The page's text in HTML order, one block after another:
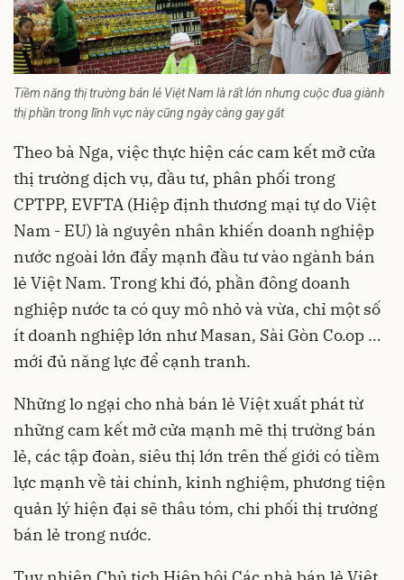
Tiềm năng thị trường bán lẻ Việt Nam là rất lớn nhưng cuộc đua giành
thị phần trong lĩnh vực này cũng ngày càng gay gắt
Theo bà Nga, việc thực hiện các cam kết mở cửa
thị trường dịch vụ, đầu tư, phân phối trong
CPTPP, EVFTA (Hiệp định thương mại tự do Việt
Nam - EU) là nguyên nhân khiến doanh nghiệp
nước ngoài lớn đẩy mạnh đầu tư vào ngành bán
lẻ Việt Nam. Trong khi đó, phần đông doanh
nghiệp nước ta có quy mô nhỏ và vừa, chỉ một số
ít doanh nghiệp lớn như Masan, Sài Gòn Co.op …
mới đủ năng lực để cạnh tranh.
Những lo ngại cho nhà bán lẻ Việt xuất phát từ
những cam kết mở cửa mạnh mẽ thị trường bán
lẻ, các tập đoàn, siêu thị lớn trên thế giới có tiềm
lực mạnh về tài chính, kinh nghiệm, phương tiện
quản lý hiện đại sẽ thâu tóm, chi phối thị trường
bán lẻ trong nước.